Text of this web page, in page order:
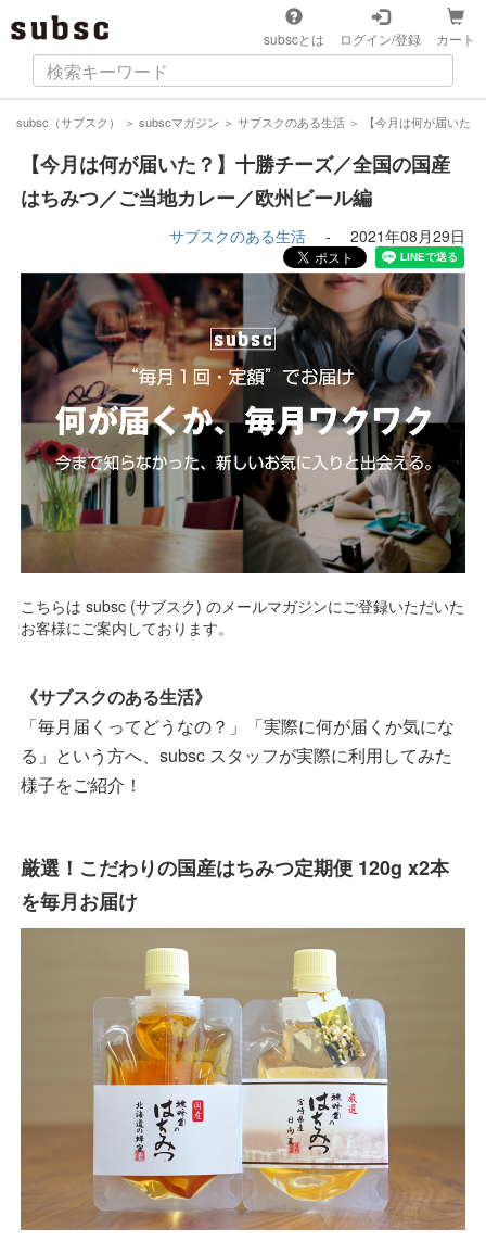
subscとは ログイン/登録 カート
subsc（サブスク） ＞ subscマガジン ＞ サブスクのある生活 ＞ 【今月は何が届いた
【今月は何が届いた？】十勝チーズ／全国の国産
はちみつ／ご当地カレー／欧州ビール編
サブスクのある生活 - 2021年08月29日
こちらは subsc (サブスク) のメールマガジンにご登録いただいた
お客様にご案内しております。
《サブスクのある生活》
「毎月届くってどうなの？」「実際に何が届くか気にな
る」という方へ、subsc スタッフが実際に利用してみた
様子をご紹介！
厳選！こだわりの国産はちみつ定期便 120g x2本
を毎月お届け